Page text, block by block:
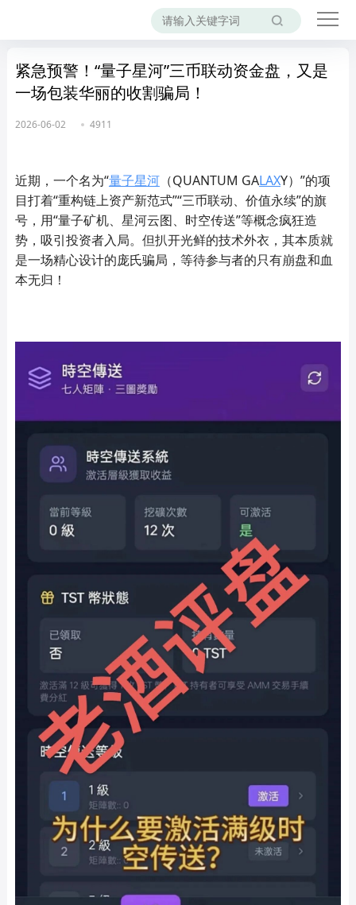
紧急预警！“量子星河”三币联动资金盘，又是
一场包装华丽的收割骗局！
2026-06-02 4911
近期，一个名为“量子星河（QUANTUM GALAXY）”的项
目打着“重构链上资产新范式”“三币联动、价值永续”的旗
号，用“量子矿机、星河云图、时空传送”等概念疯狂造
势，吸引投资者入局。但扒开光鲜的技术外衣，其本质就
是一场精心设计的庞氏骗局，等待参与者的只有崩盘和血
本无归！